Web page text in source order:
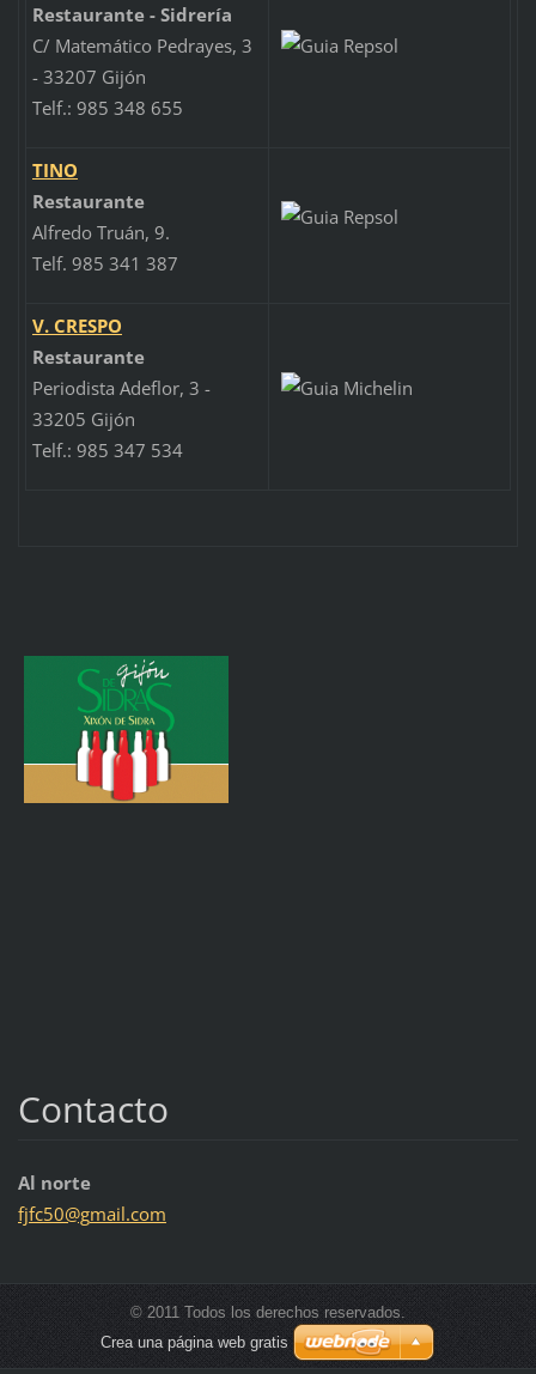
Restaurante - Sidrería
C/ Matemático Pedrayes, 3
- 33207 Gijón
Telf.: 985 348 655
TINO
Restaurante
Alfredo Truán, 9.
Telf. 985 341 387
V. CRESPO
Restaurante
Periodista Adeflor, 3 -
33205 Gijón
Telf.: 985 347 534
Contacto
Al norte
fjfc50@gmail.com
© 2011 Todos los derechos reservados.
Crea una página web gratis